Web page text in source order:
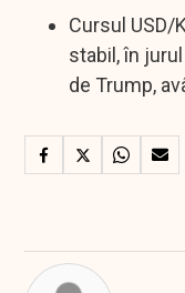
Cursul USD/
stabil, în
de Trump,